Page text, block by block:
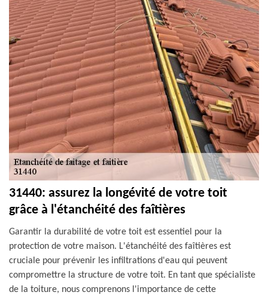
31440: assurez la longévité de votre toit
grâce à l'étanchéité des faîtières
Garantir la durabilité de votre toit est essentiel pour la
protection de votre maison. L'étanchéité des faîtières est
cruciale pour prévenir les infiltrations d'eau qui peuvent
compromettre la structure de votre toit. En tant que spécialiste
de la toiture, nous comprenons l'importance de cette